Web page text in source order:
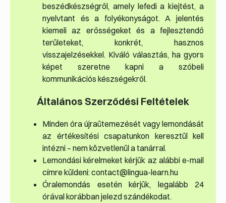
beszédkészségről, amely lefedi a kiejtést, a
nyelvtant és a folyékonyságot. A jelentés
kiemeli az erősségeket és a fejlesztendő
területeket, konkrét, hasznos
visszajelzésekkel. Kiváló választás, ha gyors
képet szeretne kapni a szóbeli
kommunikációs készségekről.
Általános Szerződési Feltételek
Minden óra újraütemezését vagy lemondását
az értékesítési csapatunkon keresztül kell
intézni – nem közvetlenül a tanárral.
Lemondási kérelmeket kérjük az alábbi e-mail
címre küldeni: contact@lingua-learn.hu
Órale­mondás esetén kérjük, legalább 24
órával korábban jelezd szándékodat.